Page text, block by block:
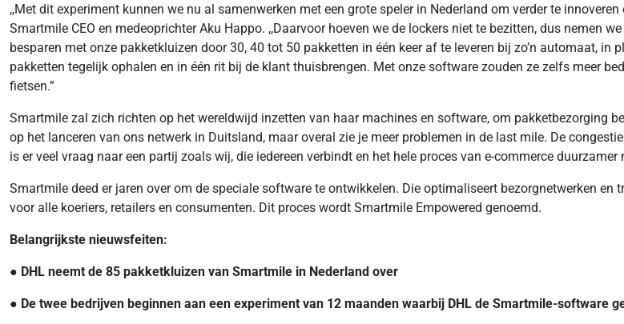
,,Met dit experiment kunnen we nu al samenwerken met een grote speler in Nederland om verder te
Smartmile CEO en medeoprichter Aku Happo. ,,Daarvoor hoeven we de lockers niet te bezitten, dus nemen
besparen met onze pakketkluizen door 30, 40 tot 50 pakketten in één keer af te leveren bij zo’n automaat,
pakketten tegelijk ophalen en in één rit bij de klant thuisbrengen. Met onze software zouden ze zelfs meer
fietsen.”
Smartmile zal zich richten op het wereldwijd inzetten van haar machines en software, om pakketbezorging
op het lanceren van ons netwerk in Duitsland, maar overal zie je meer problemen in de last mile. De
is er veel vraag naar een partij zoals wij, die iedereen verbindt en het hele proces van e-commerce duurzamer
Smartmile deed er jaren over om de speciale software te ontwikkelen. Die optimaliseert bezorgnetwerken
voor alle koeriers, retailers en consumenten. Dit proces wordt Smartmile Empowered genoemd.
Belangrijkste nieuwsfeiten:
● DHL neemt de 85 pakketkluizen van Smartmile in Nederland over
● De twee bedrijven beginnen aan een experiment van 12 maanden waarbij DHL de Smartmile-software